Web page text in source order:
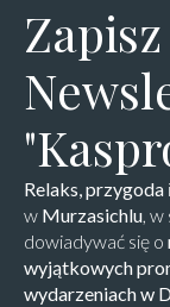
Relaks, przygoda
w Murzasichlu,
dowiadywać się o
wyjątkowych
wydarzeniach w